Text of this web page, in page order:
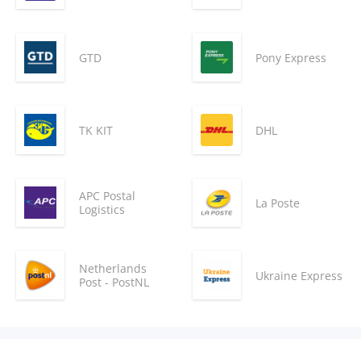
GTD Pony Express
TK KIT DHL
APC Postal
Logistics
La Poste
Netherlands
Post - PostNL
Ukraine Express